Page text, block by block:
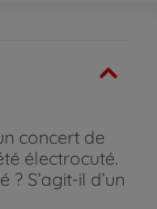
concert de
électrocuté.
? S’agit-il d’un